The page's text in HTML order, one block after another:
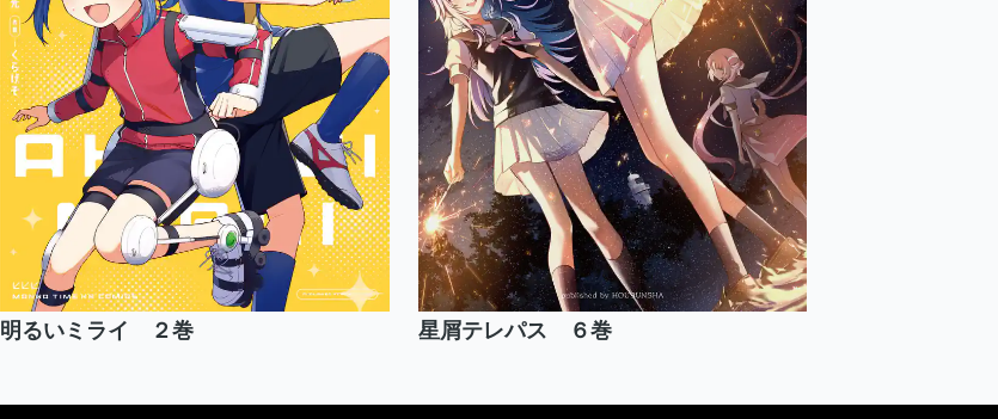
明るいミライ ２巻 星屑テレパス ６巻